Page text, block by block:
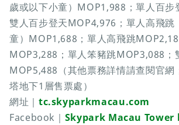
歲或以下小童）MOP1,988；單人百步
雙人百步登天MOP4,976；單人高飛跳
童）MOP1,688；單人高飛跳
MOP3,288；單人笨豬跳MOP3,088；
MOP5,488（其他票務詳情請查閱官網
塔地下1層售票處）
網址｜ tc.skyparkmacau.com
Facebook｜ Skypark Macau Tower